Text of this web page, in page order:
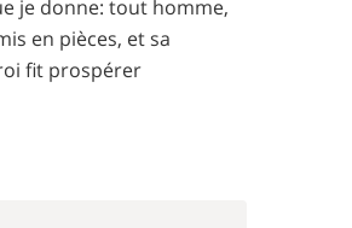
je donne: tout homme,
en pièces, et sa
fit prospérer